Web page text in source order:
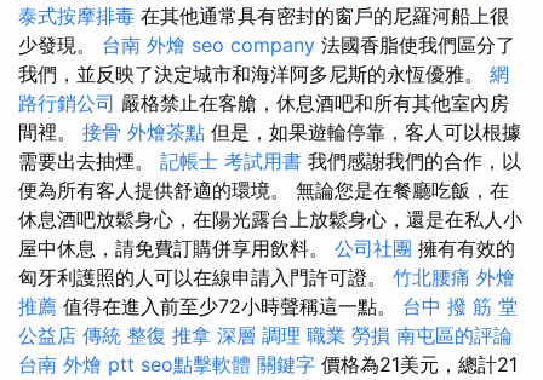
泰式按摩排毒 在其他通常具有密封的窗戶的尼羅河船上很
少發現。 台南 外燴 seo company 法國香脂使我們區分了
我們，並反映了決定城市和海洋阿多尼斯的永恆優雅。 網
路行銷公司 嚴格禁止在客艙，休息酒吧和所有其他室內房
間裡。 接骨 外燴茶點 但是，如果遊輪停靠，客人可以根據
需要出去抽煙。 記帳士 考試用書 我們感謝我們的合作，以
便為所有客人提供舒適的環境。 無論您是在餐廳吃飯，在
休息酒吧放鬆身心，在陽光露台上放鬆身心，還是在私人小
屋中休息，請免費訂購併享用飲料。 公司社團 擁有有效的
匈牙利護照的人可以在線申請入門許可證。 竹北腰痛 外燴
推薦 值得在進入前至少72小時聲稱這一點。 台中 撥 筋 堂
公益店 傳統 整復 推拿 深層 調理 職業 勞損 南屯區的評論
台南 外燴 ptt seo點擊軟體 關鍵字 價格為21美元，總計21